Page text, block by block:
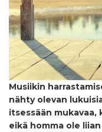
Musiikin
nähty olevan
itsessään mukavaa,
eikä homma ole